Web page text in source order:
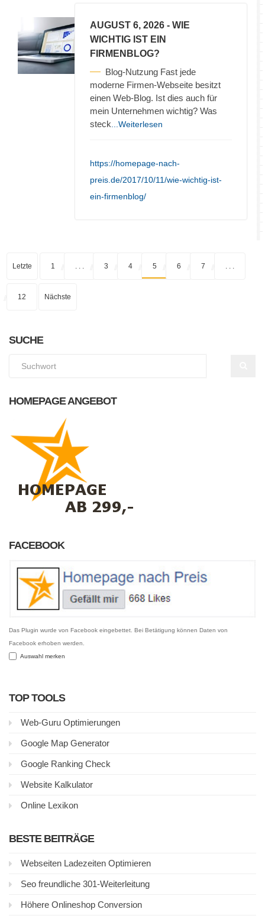
AUGUST 6, 2026 - WIE
WICHTIG IST EIN
FIRMENBLOG?
Blog-Nutzung Fast jede
moderne Firmen-Webseite besitzt
einen Web-Blog. Ist dies auch für
mein Unternehmen wichtig? Was
steck ...Weiterlesen
https://homepage-nach-
preis.de/2017/10/11/wie-wichtig-ist-
ein-firmenblog/
Letzte 1 3 4 5 6 7
12 Nächste
SUCHE
HOMEPAGE ANGEBOT
FACEBOOK
Das Plugin wurde von Facebook eingebettet. Bei Betätigung können Daten von
Facebook erhoben werden.
Auswahl merken
TOP TOOLS
Web-Guru Optimierungen
Google Map Generator
Google Ranking Check
Website Kalkulator
Online Lexikon
BESTE BEITRÄGE
Webseiten Ladezeiten Optimieren
Seo freundliche 301-Weiterleitung
Höhere Onlineshop Conversion